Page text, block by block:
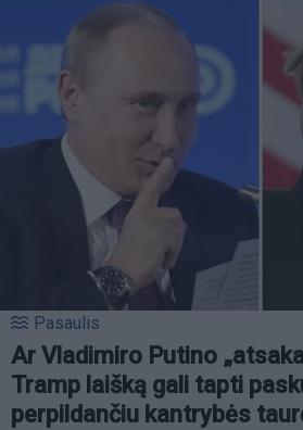
Pasaulis
Ar Vladimiro Putino
Tramp laišką gali tapti
perpildančiu kantrybės